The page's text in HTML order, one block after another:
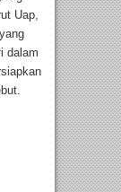
Uap,
dalam